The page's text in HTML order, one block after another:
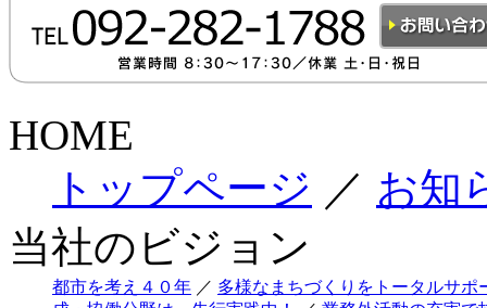
HOME
トップページ ／ お知
当社のビジョン
都市を考え４０年 ／ 多様なまちづくりをトータルサポ